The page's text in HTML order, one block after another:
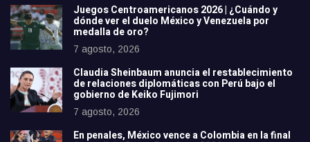
Juegos Centroamericanos 2026 | ¿Cuándo y
dónde ver el duelo México y Venezuela por
medalla de oro?
7 agosto, 2026
Claudia Sheinbaum anuncia el restablecimiento
de relaciones diplomáticas con Perú bajo el
gobierno de Keiko Fujimori
7 agosto, 2026
En penales, México vence a Colombia en la final